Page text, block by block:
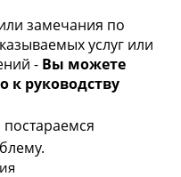
замечания по
услуг или
- Вы можете
к руководству
блему.